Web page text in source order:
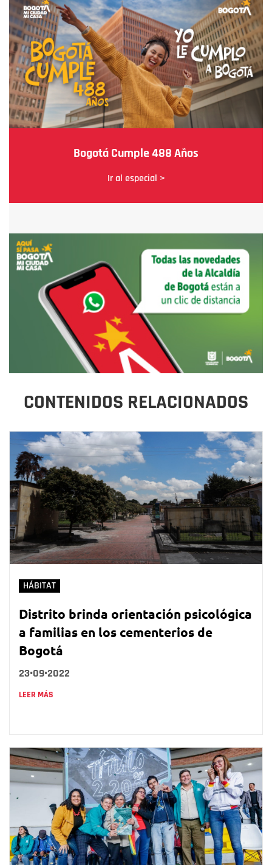
Bogotá Cumple 488 Años
Ir al especial >
CONTENIDOS RELACIONADOS
HÁBITAT
Distrito brinda orientación psicológica
a familias en los cementerios de
Bogotá
23•09•2022
LEER MÁS